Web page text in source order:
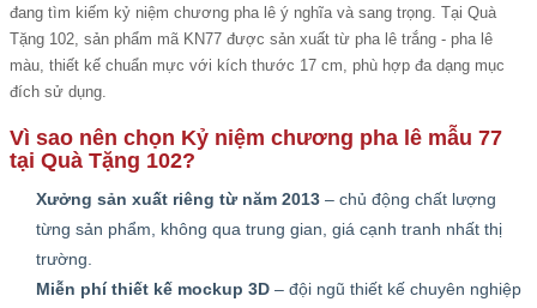
đang tìm kiếm kỷ niệm chương pha lê ý nghĩa và sang trọng. Tại Quà
Tặng 102, sản phẩm mã KN77 được sản xuất từ pha lê trắng - pha lê
màu, thiết kế chuẩn mực với kích thước 17 cm, phù hợp đa dạng mục
đích sử dụng.
Vì sao nên chọn Kỷ niệm chương pha lê mẫu 77
tại Quà Tặng 102?
Xưởng sản xuất riêng từ năm 2013 – chủ động chất lượng
từng sản phẩm, không qua trung gian, giá cạnh tranh nhất thị
trường.
Miễn phí thiết kế mockup 3D – đội ngũ thiết kế chuyên nghiệp